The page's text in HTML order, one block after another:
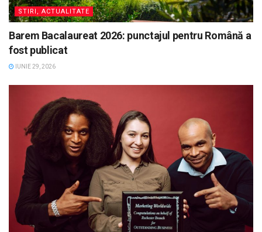
STIRI, ACTUALITATE
Barem Bacalaureat 2026: punctajul pentru Română a
fost publicat
IUNIE 29, 2026